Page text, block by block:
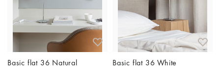
Basic flat 36 Natural Basic flat 36 White